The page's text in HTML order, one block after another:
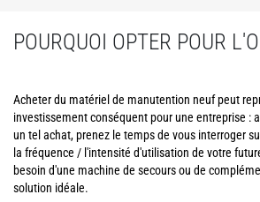
POURQUOI OPTER POUR
Acheter du matériel de manutention neuf peut
investissement conséquent pour une entreprise :
un tel achat, prenez le temps de vous interroger
la fréquence / l'intensité d'utilisation de votre
besoin d'une machine de secours ou de
solution idéale.